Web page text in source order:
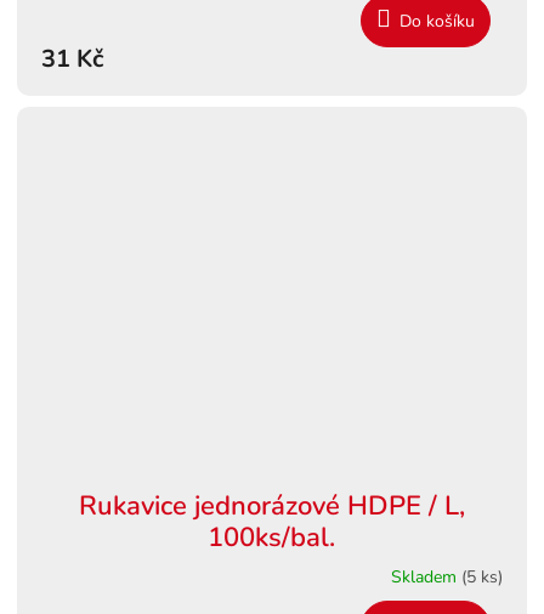
31 Kč
Do košíku
Rukavice jednorázové HDPE / L,
100ks/bal.
Skladem (5 ks)